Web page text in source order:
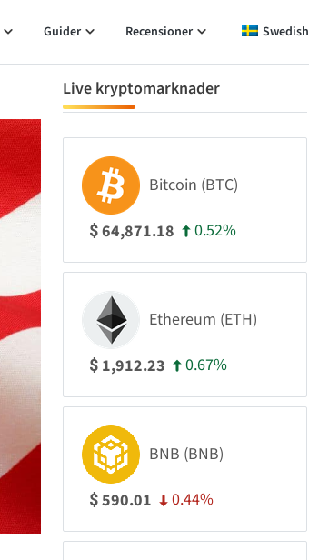
Guider Recensioner Swedish
Live kryptomarknader
Bitcoin (BTC)
$64,871.18 0.52%
Ethereum (ETH)
$ 1,912.23 0.67%
BNB (BNB)
$590.01 0.44%